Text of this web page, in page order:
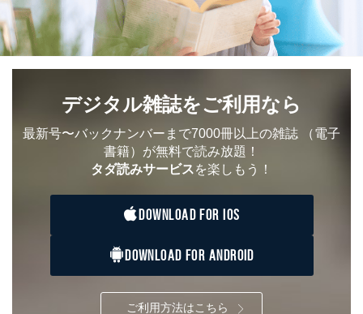
デジタル雑誌をご利用なら
最新号〜バックナンバーまで7000冊以上の雑誌 （電子
書籍）が無料で読み放題！
タダ読みサービスを楽しもう！
DOWNLOAD FOR IOS
DOWNLOAD FOR ANDROID
ご利用方法はこちら